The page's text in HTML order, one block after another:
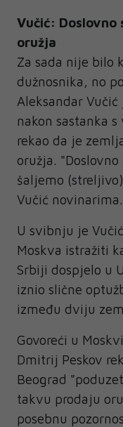
Vučić:
oružja
Za sada nije bilo
dužnosnika, no
Aleksandar
nakon sastanka
rekao da je
oružja.
šaljemo
Vučić novinarima.
U svibnju je
Moskva istražiti
Srbiji dospjelo u
iznio slične
između dviju
Govoreći u
Dmitrij Peskov
Beograd
takvu prodaju
posebnu